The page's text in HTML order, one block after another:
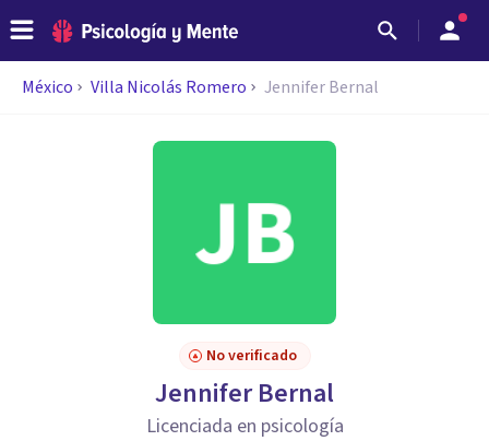
México Villa Nicolás Romero Jennifer Bernal
No verificado
Jennifer Bernal
Licenciada en psicología